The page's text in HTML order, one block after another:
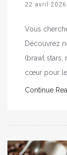
22 avril 2026
Vous
Découvrez
(brawl stars,
cœur pour
Continue